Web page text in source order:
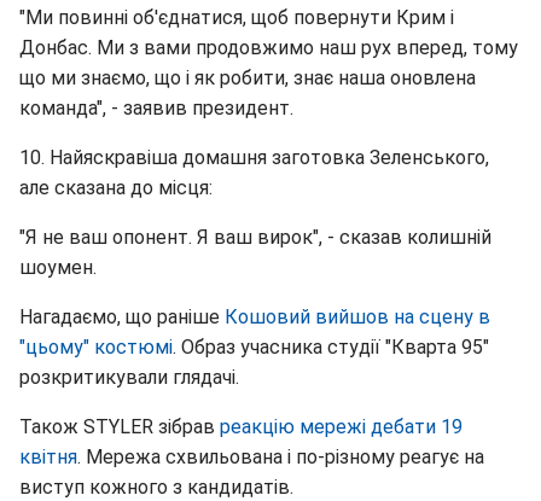
"Ми повинні об'єднатися, щоб повернути Крим і
Донбас. Ми з вами продовжимо наш рух вперед, тому
що ми знаємо, що і як робити, знає наша оновлена
команда", - заявив президент.
10. Найяскравіша домашня заготовка Зеленського,
але сказана до місця:
"Я не ваш опонент. Я ваш вирок", - сказав колишній
шоумен.
Нагадаємо, що раніше Кошовий вийшов на сцену в
"цьому" костюмі. Образ учасника студії "Кварта 95"
розкритикували глядачі.
Також STYLER зібрав реакцію мережі дебати 19
квітня. Мережа схвильована і по-різному реагує на
виступ кожного з кандидатів.